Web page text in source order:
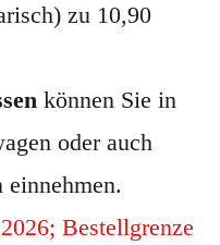
zu 10,90
können Sie in
oder auch
Bestellgrenze